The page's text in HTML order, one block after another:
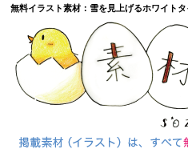
無料イラスト素材：雪を見上げるホワイト